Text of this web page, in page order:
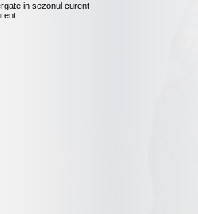
in sezonul curent